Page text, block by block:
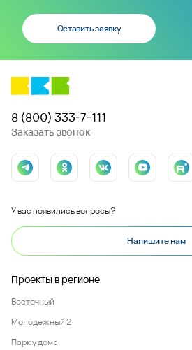
Оставить заявку
8 (800) 333-7-111
Заказать звонок
У вас появились вопросы?
Напишите нам
Проекты в регионе
Восточный
Молодежный 2
Парк у дома